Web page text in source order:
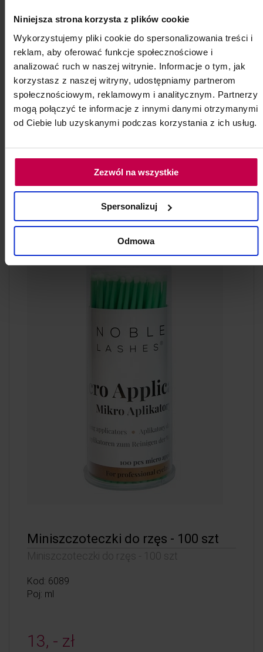
Niniejsza strona korzysta z plików cookie
Wykorzystujemy pliki cookie do spersonalizowania treści i
reklam, aby oferować funkcje społecznościowe i
analizować ruch w naszej witrynie. Informacje o tym, jak
korzystasz z naszej witryny, udostępniamy partnerom
społecznościowym, reklamowym i analitycznym. Partnerzy
mogą połączyć te informacje z innymi danymi otrzymanymi
od Ciebie lub uzyskanymi podczas korzystania z ich usług.
Zezwól na wszystkie
Spersonalizuj
Odmowa
Neutralizator Thuya do brwi i rzęs w
kremie 15 ml
Neutralizator Thuya do brwi i rzęs w kremie 15
ml
Kod: 6148
Poj: ml
79, - zł
do koszyka
Miniszczoteczki do rzęs - 100 szt
Miniszczoteczki do rzęs - 100 szt
Kod: 6089
Poj: ml
13, - zł